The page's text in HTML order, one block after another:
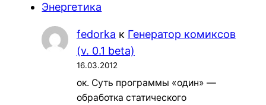
Энергетика
fedorka к Генератор комиксов
(v. 0.1 beta)
16.03.2012
ок. Суть программы «один» —
обработка статического